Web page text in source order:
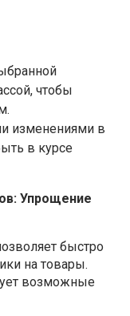
чтобы
изменениями в
в курсе
Упрощение
быстро
на товары.
возможные